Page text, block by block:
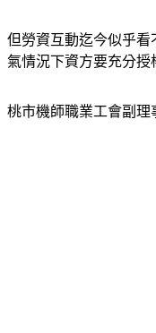
但勞資互動迄今似乎看
氣情況下資方要充分授
桃市機師職業工會副理